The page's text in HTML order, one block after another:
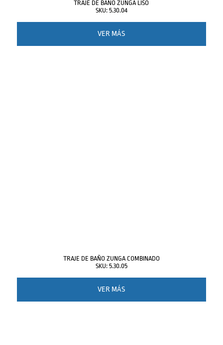
TRAJE DE BAÑO ZUNGA LISO
SKU: 5.30.04
VER MÁS
TRAJE DE BAÑO ZUNGA COMBINADO
SKU: 5.30.05
VER MÁS